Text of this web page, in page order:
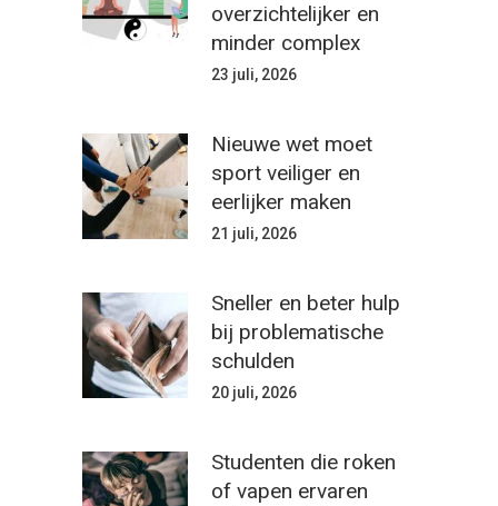
overzichtelijker en
minder complex
23 juli, 2026
Nieuwe wet moet
sport veiliger en
eerlijker maken
21 juli, 2026
Sneller en beter hulp
bij problematische
schulden
20 juli, 2026
Studenten die roken
of vapen ervaren